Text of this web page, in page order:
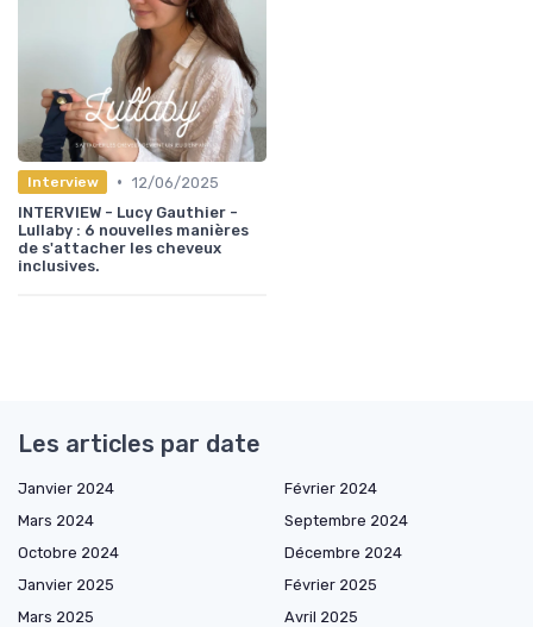
Interview • 12/06/2025
INTERVIEW - Lucy Gauthier -
Lullaby : 6 nouvelles manières
de s'attacher les cheveux
inclusives.
Les articles par date
Janvier 2024
Février 2024
Mars 2024
Septembre 2024
Octobre 2024
Décembre 2024
Janvier 2025
Février 2025
Mars 2025
Avril 2025